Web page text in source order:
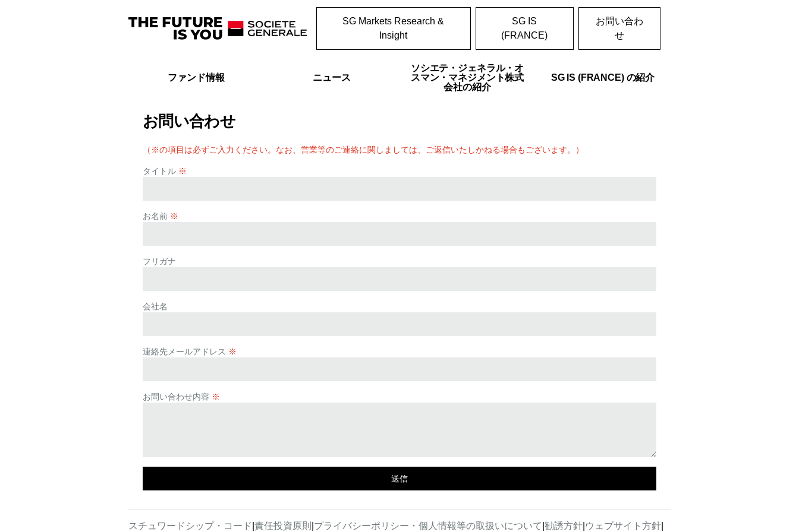
SG Markets Research &
Insight
SG IS
(FRANCE)
お問い合わ
せ
ファンド情報 ニュース
ソシエテ・ジェネラル・オ
スマン・マネジメント株式
会社の紹介
SG IS (FRANCE) の紹介
お問い合わせ
（※の項目は必ずご入力ください。なお、営業等のご連絡に関しましては、ご返信いたしかねる場合もございます。）
タイトル ※
お名前 ※
フリガナ
会社名
連絡先メールアドレス ※
お問い合わせ内容 ※
スチュワードシップ・コード 責任投資原則 プライバシーポリシー・個人情報等の取扱いについて 勧誘方針 ウェブサイト方針